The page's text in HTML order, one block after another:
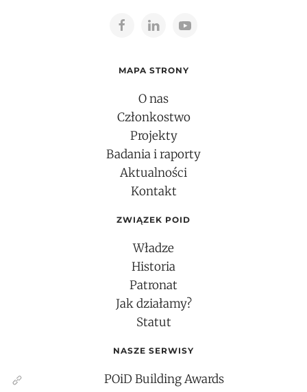
MAPA STRONY
O nas
Członkostwo
Projekty
Badania i raporty
Aktualności
Kontakt
ZWIĄZEK POID
Władze
Historia
Patronat
Jak działamy?
Statut
NASZE SERWISY
POiD Building Awards